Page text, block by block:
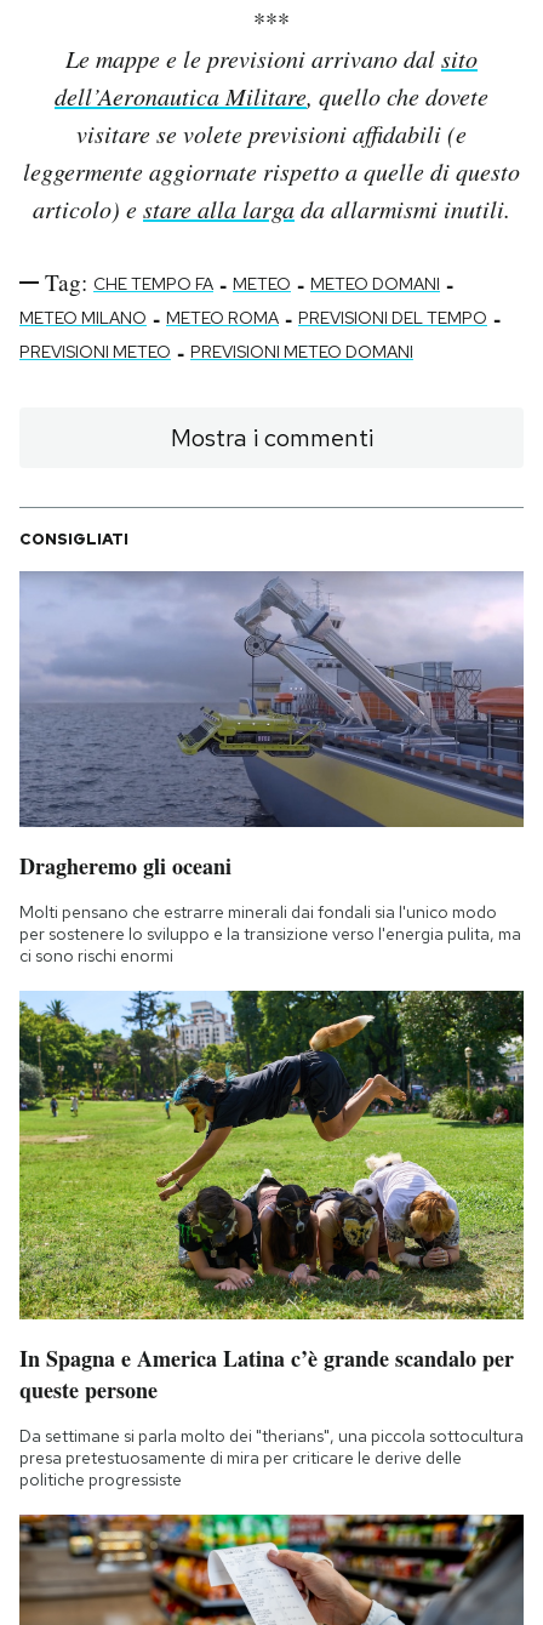
***
Le mappe e le previsioni arrivano dalsito
dell’Aeronautica Militare, quello che dovete
visitare se volete previsioni affidabili (e
leggermente aggiornate rispetto a quelle di questo
articolo) estare alla largada allarmismi inutili.
Tag: CHE TEMPO FA - METEO - METEO DOMANI -
METEO MILANO - METEO ROMA - PREVISIONI DEL TEMPO -
PREVISIONI METEO - PREVISIONI METEO DOMANI
Mostra i commenti
CONSIGLIATI
Dragheremo gli oceani
Molti pensano che estrarre minerali dai fondali sia l'unico modo
per sostenere lo sviluppo e la transizione verso l'energia pulita, ma
ci sono rischi enormi
In Spagna e America Latina c’è grande scandalo per
queste persone
Da settimane si parla molto dei "therians", una piccola sottocultura
presa pretestuosamente di mira per criticare le derive delle
politiche progressiste